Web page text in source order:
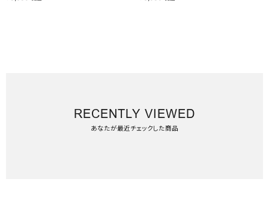
RECENTLY VIEWED
あなたが最近チェックした商品